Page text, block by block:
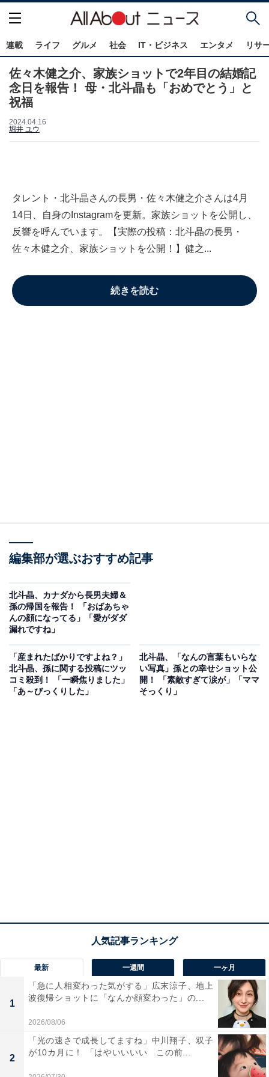
連載 ライフ グルメ 社会 IT・ビジネス エンタメ リサ
佐々木健之介、家族ショットで2年目の結婚記
念日を報告！ 母・北斗晶も「おめでとう」と
祝福
2024.04.16
堀井 ユウ
タレント・北斗晶さんの長男・佐々木健之介さんは4月
14日、自身のInstagramを更新。家族ショットを公開し、
反響を呼んでいます。【実際の投稿：北斗晶の長男・
佐々木健之介、家族ショットを公開！】健之...
続きを読む
編集部が選ぶおすすめ記事
北斗晶、カナダから長男夫婦＆
孫の帰国を報告！ 「おばあちゃ
んの顔になってる」「愛がダダ
漏れですね」
「産まれたばかりですよね？」
北斗晶、孫に関する投稿にツッ
コミ殺到！ 「一瞬焦りました」
「あ～びっくりした」
北斗晶、「なんの言葉もいらな
い写真」孫との幸せショット公
開！ 「素敵すぎて涙が」「ママ
そっくり」
最新 一週間 一ヶ月
1
「急に人相変わった気がする」広末涼子、地上
波復帰ショットに「なんか顔変わった」の...
2026/08/06
2
「光の速さで成長してますね」中川翔子、双子
が10カ月に！ 「はやいいいい この前...